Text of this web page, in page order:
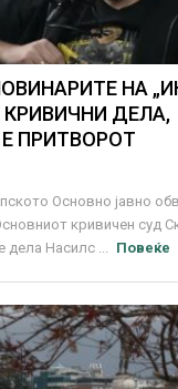
НА
ДЕЛА,
ПРИТВОРОТ
Основно јавно
кривичен суд
дела Насилс ...
Повеќе